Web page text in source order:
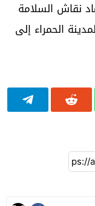
نقاش السلامة
الحمراء إلى